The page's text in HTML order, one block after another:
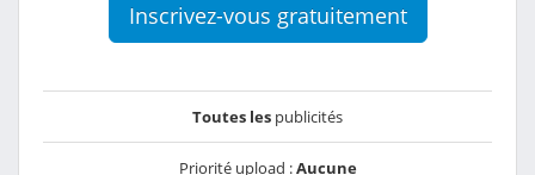
Inscrivez-vous gratuitement
Toutes les publicités
Priorité upload :Aucune